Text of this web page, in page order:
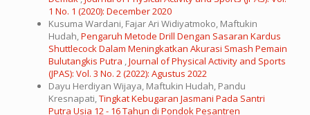
1 No. 1 (2020): December 2020
Kusuma Wardani, Fajar Ari Widiyatmoko, Maftukin
Hudah,Pengaruh Metode Drill Dengan Sasaran Kardus
Shuttlecock Dalam Meningkatkan Akurasi Smash Pemain
Bulutangkis Putra ,Journal of Physical Activity and Sports
(JPAS): Vol. 3 No. 2 (2022): Agustus 2022
Dayu Herdiyan Wijaya, Maftukin Hudah, Pandu
Kresnapati,Tingkat Kebugaran Jasmani Pada Santri
Putra Usia 12 - 16 Tahun di Pondok Pesantren